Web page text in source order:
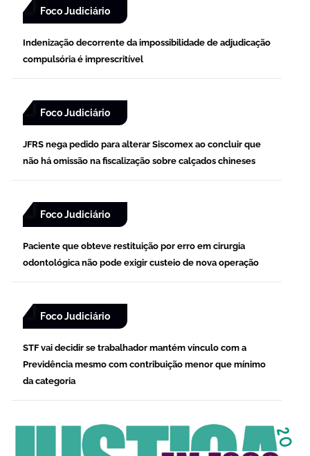
Foco Judiciário
Indenização decorrente da impossibilidade de adjudicação
compulsória é imprescritível
Foco Judiciário
JFRS nega pedido para alterar Siscomex ao concluir que
não há omissão na fiscalização sobre calçados chineses
Foco Judiciário
Paciente que obteve restituição por erro em cirurgia
odontológica não pode exigir custeio de nova operação
Foco Judiciário
STF vai decidir se trabalhador mantém vínculo com a
Previdência mesmo com contribuição menor que mínimo
da categoria